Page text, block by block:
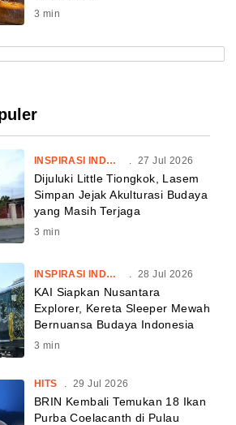
3 min
INSPIRASI INDONESIA . 27 Jul 2026
Dijuluki Little Tiongkok, Lasem
Simpan Jejak Akulturasi Budaya
yang Masih Terjaga
3 min
INSPIRASI INDONESIA . 28 Jul 2026
KAI Siapkan Nusantara
Explorer, Kereta Sleeper Mewah
Bernuansa Budaya Indonesia
3 min
HITS 29 Jul 2026
BRIN Kembali Temukan 18 Ikan
Purba Coelacanth di Pulau